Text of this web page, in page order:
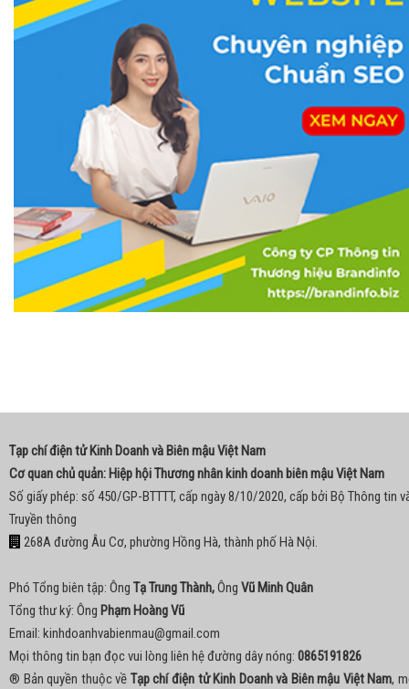
Tạp chí điện tử Kinh Doanh và Biên mậu Việt Nam
Cơ quan chủ quản: Hiệp hội Thương nhân kinh doanh biên mậu Việt Nam
Số giấy phép: số 450/GP-BTTTT, cấp ngày 8/10/2020, cấp bởi Bộ Thông tin
Truyền thông
268A đường Âu Cơ, phường Hồng Hà, thành phố Hà Nội.
Phó Tổng biên tập: Ông Tạ Trung Thành,Ông Vũ Minh Quân
Tổng thư ký: Ông Phạm Hoàng Vũ
Email: kinhdoanhvabienmau@gmail.com
Mọi thông tin bạn đọc vui lòng liên hệ đường dây nóng: 0865191826
® Bản quyền thuộc về Tạp chí điện tử Kinh Doanh và Biên mậu Việt Nam,